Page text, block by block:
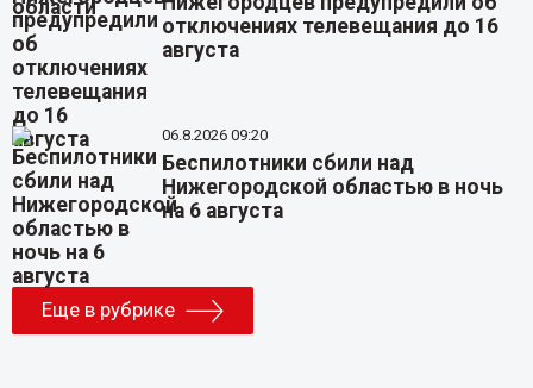
отключениях телевещания до 16
августа
06.8.2026 09:20
Беспилотники сбили над
Нижегородской областью в ночь
на 6 августа
Еще в рубрике